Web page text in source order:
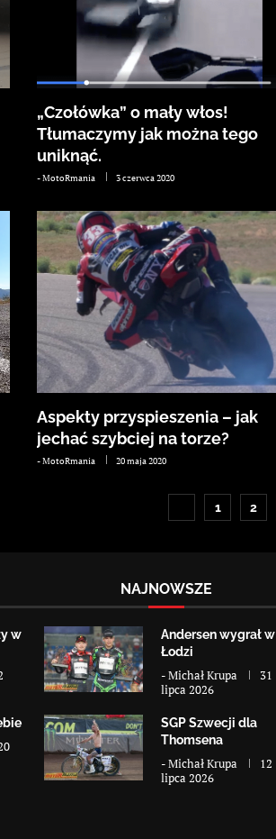
„Czołówka” o mały włos!
Tłumaczymy jak można tego
uniknąć.
-MotoRmania 3 czerwca 2020
Aspekty przyspieszenia – jak
jechać szybciej na torze?
-MotoRmania 20 maja 2020
1 2
NAJNOWSZE
w
Andersen wygrał w
Łodzi
-Michał Krupa
31
lipca 2026
SGP Szwecji dla
Thomsena
-Michał Krupa
12
lipca 2026